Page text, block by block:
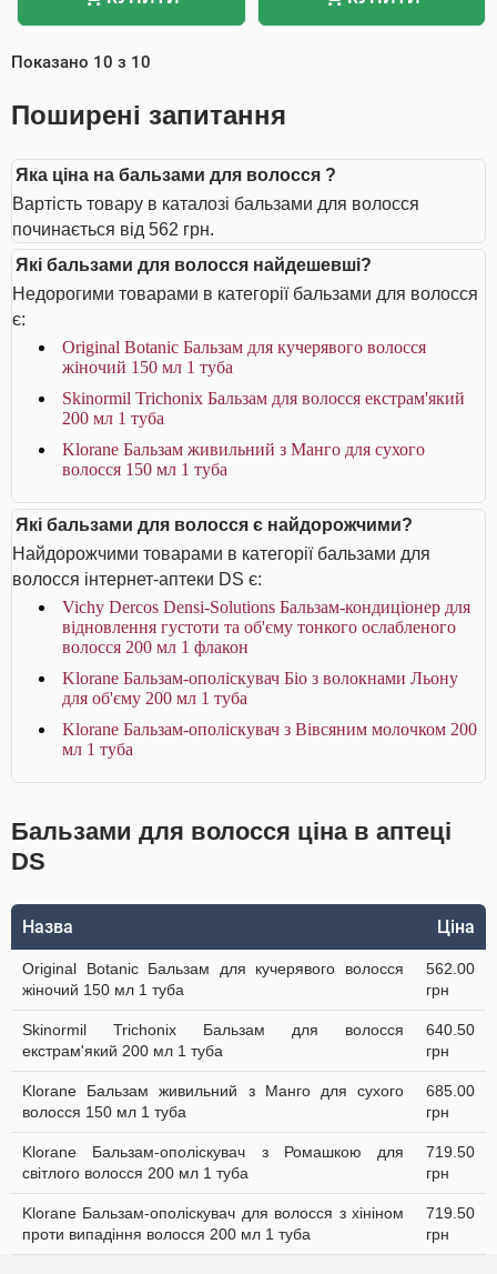
Показано 10 з 10
Поширені запитання
Яка ціна на бальзами для волосся ?
Вартість товару в каталозі бальзами для волосся
починається від 562 грн.
Які бальзами для волосся найдешевші?
Недорогими товарами в категорії бальзами для волосся
є:
Original Botanic Бальзам для кучерявого волосся
жіночий 150 мл 1 туба
Skinormil Trichonix Бальзам для волосся екстрам'який
200 мл 1 туба
Klorane Бальзам живильний з Манго для сухого
волосся 150 мл 1 туба
Які бальзами для волосся є найдорожчими?
Найдорожчими товарами в категорії бальзами для
волосся інтернет-аптеки DS є:
Vichy Dercos Densi-Solutions Бальзам-кондиціонер для
відновлення густоти та об'єму тонкого ослабленого
волосся 200 мл 1 флакон
Klorane Бальзам-ополіскувач Біо з волокнами Льону
для об'єму 200 мл 1 туба
Klorane Бальзам-ополіскувач з Вівсяним молочком 200
мл 1 туба
Бальзами для волосся ціна в аптеці
DS
Назва Ціна
Original Botanic Бальзам для кучерявого волосся
жіночий 150 мл 1 туба
562.00
грн
Skinormil Trichonix Бальзам для волосся
екстрам'який 200 мл 1 туба
640.50
грн
Klorane Бальзам живильний з Манго для сухого
волосся 150 мл 1 туба
685.00
грн
Klorane Бальзам-ополіскувач з Ромашкою для
світлого волосся 200 мл 1 туба
719.50
грн
Klorane Бальзам-ополіскувач для волосся з хініном
проти випадіння волосся 200 мл 1 туба
719.50
грн